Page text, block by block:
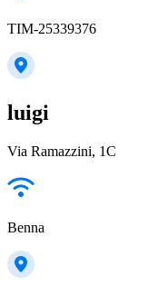
TIM-25339376
luigi
Via Ramazzini, 1C
Benna